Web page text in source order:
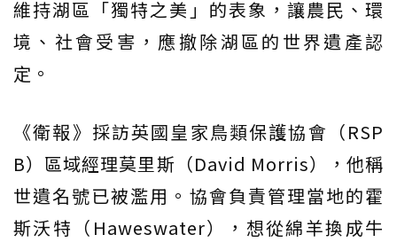
維持湖區「獨特之美」的表象，讓農民、環
境、社會受害，應撤除湖區的世界遺產認
定。
《衛報》採訪英國皇家鳥類保護協會（RSP
B）區域經理莫里斯（David Morris），他稱
世遺名號已被濫用。協會負責管理當地的霍
斯沃特（Haweswater），想從綿羊換成牛